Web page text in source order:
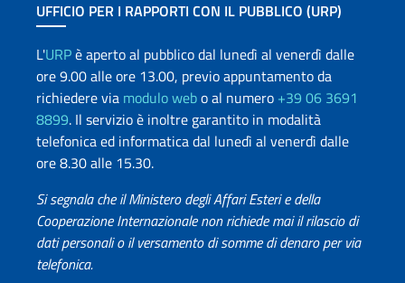
UFFICIO PER I RAPPORTI CON IL PUBBLICO (URP)
L'URPè aperto al pubblico dal lunedì al venerdì dalle
ore 9.00 alle ore 13.00, previo appuntamento da
richiedere via modulo webo al numero +39 06 3691
8899. Il servizio è inoltre garantito in modalità
telefonica ed informatica dal lunedì al venerdì dalle
ore 8.30 alle 15.30.
Si segnala che il Ministero degli Affari Esteri e della
Cooperazione Internazionale non richiede mai il rilascio di
dati personali o il versamento di somme di denaro per via
telefonica.